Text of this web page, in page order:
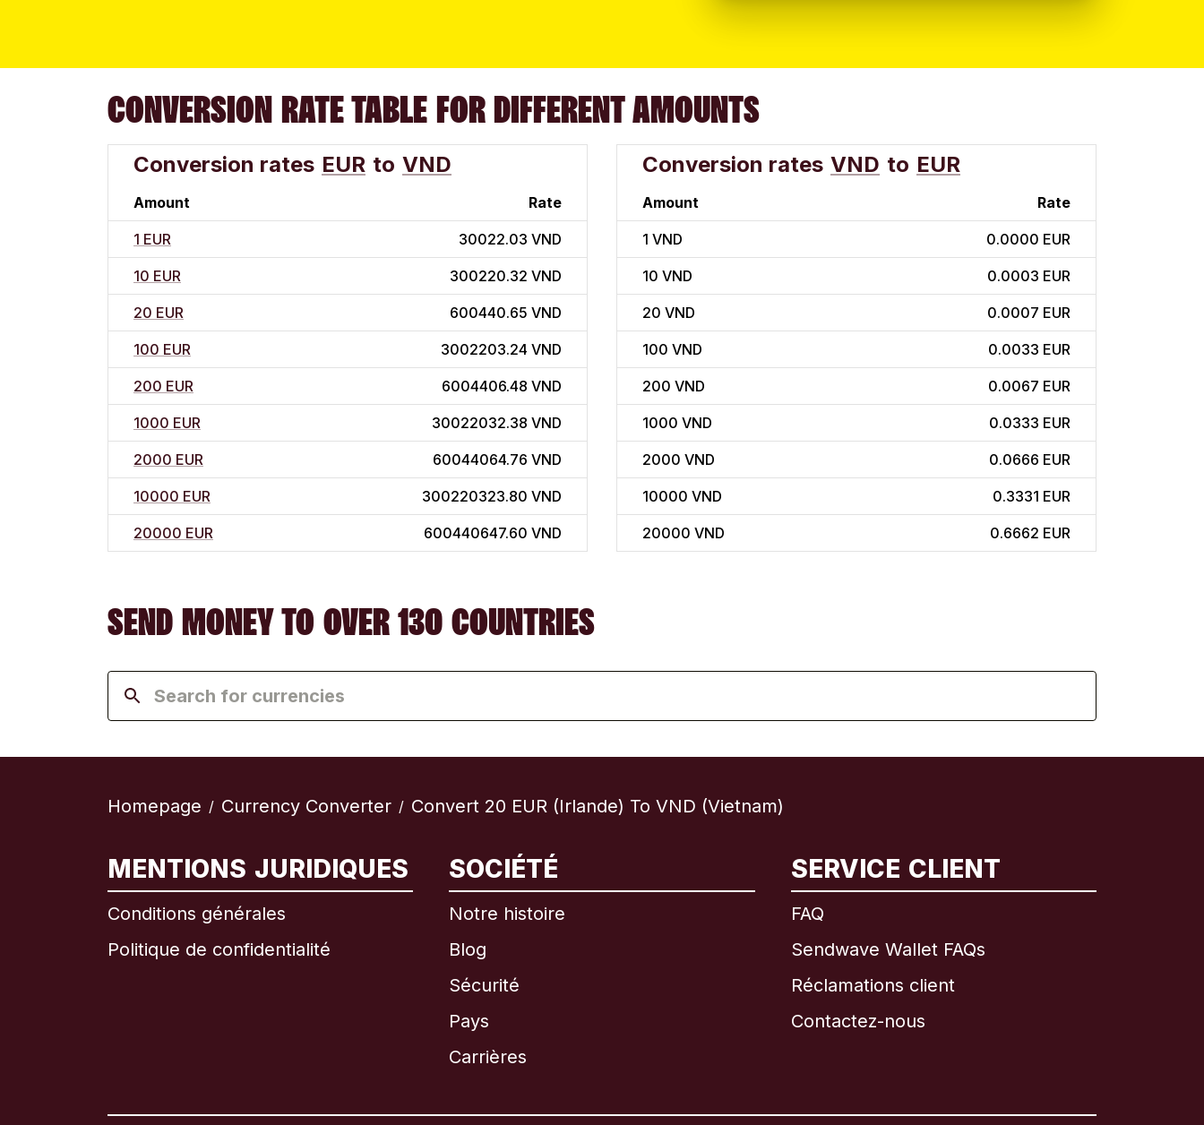
CONVERSION RATE TABLE FOR DIFFERENT AMOUNTS
Conversion rates EUR to VND
Amount Rate
1 EUR 30022.03 VND
10 EUR 300220.32 VND
20 EUR 600440.65 VND
100 EUR 3002203.24 VND
200 EUR 6004406.48 VND
1000 EUR 30022032.38 VND
2000 EUR 60044064.76 VND
10000 EUR 300220323.80 VND
20000 EUR 600440647.60 VND
Conversion rates VND to EUR
Amount Rate
1 VND 0.0000 EUR
10 VND 0.0003 EUR
20 VND 0.0007 EUR
100 VND 0.0033 EUR
200 VND 0.0067 EUR
1000 VND 0.0333 EUR
2000 VND 0.0666 EUR
10000 VND 0.3331 EUR
20000 VND 0.6662 EUR
SEND MONEY TO OVER 130 COUNTRIES
Homepage / Currency Converter / Convert 20 EUR (Irlande) To VND (Vietnam)
MENTIONS JURIDIQUES
Conditions générales
Politique de confidentialité
SOCIÉTÉ
Notre histoire
Blog
Sécurité
Pays
Carrières
SERVICE CLIENT
FAQ
Sendwave Wallet FAQs
Réclamations client
Contactez-nous
International English
Brésil